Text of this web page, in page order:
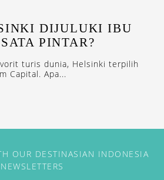
DIJULUKI IBU
PINTAR?
turis dunia, Helsinki terpilih
Capital. Apa...
OUR DESTINASIAN INDONESIA
NEWSLETTERS